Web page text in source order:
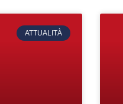
ATTUALITÀ